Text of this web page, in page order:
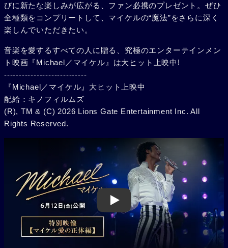
びに新たな楽しみが広がる、ファン必携のプレゼント。ぜひ
全種類をコンプリートして、マイケルの“魔法”をさらに深く
楽しんでいただきたい。
音楽を愛するすべての人に贈る、究極のエンターテインメン
ト映画『Michael／マイケル』は大ヒット上映中!
----------------------------
『Michael／マイケル』大ヒット上映中
配給：キノフィルムズ
(R), TM & (C) 2026 Lions Gate Entertainment Inc. All
Rights Reserved.
Play